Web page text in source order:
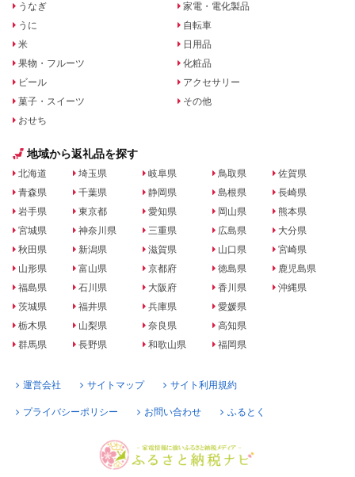
うなぎ
うに
米
果物・フルーツ
ビール
菓子・スイーツ
おせち
家電・電化製品
自転車
日用品
化粧品
アクセサリー
その他
地域から返礼品を探す
北海道
青森県
岩手県
宮城県
秋田県
山形県
福島県
茨城県
栃木県
群馬県
埼玉県
千葉県
東京都
神奈川県
新潟県
富山県
石川県
福井県
山梨県
長野県
岐阜県
静岡県
愛知県
三重県
滋賀県
京都府
大阪府
兵庫県
奈良県
和歌山県
鳥取県
島根県
岡山県
広島県
山口県
徳島県
香川県
愛媛県
高知県
福岡県
佐賀県
長崎県
熊本県
大分県
宮崎県
鹿児島県
沖縄県
運営会社 サイトマップ サイト利用規約
プライバシーポリシー お問い合わせ ふるとく